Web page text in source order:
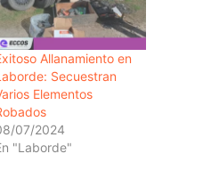
Allanamiento en
Secuestran
Elementos
07/2024
"Laborde"